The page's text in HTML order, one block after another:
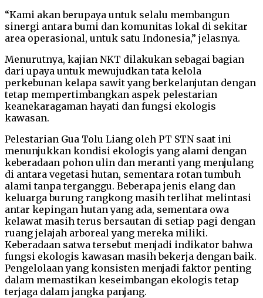
“Kami akan berupaya untuk selalu membangun
sinergi antara bumi dan komunitas lokal di sekitar
area operasional, untuk satu Indonesia,” jelasnya.
Menurutnya, kajian NKT dilakukan sebagai bagian
dari upaya untuk mewujudkan tata kelola
perkebunan kelapa sawit yang berkelanjutan dengan
tetap mempertimbangkan aspek pelestarian
keanekaragaman hayati dan fungsi ekologis
kawasan.
Pelestarian Gua Tolu Liang oleh PT STN saat ini
menunjukkan kondisi ekologis yang alami dengan
keberadaan pohon ulin dan meranti yang menjulang
di antara vegetasi hutan, sementara rotan tumbuh
alami tanpa terganggu. Beberapa jenis elang dan
keluarga burung rangkong masih terlihat melintasi
antar kepingan hutan yang ada, sementara owa
kelawat masih terus bersautan di setiap pagi dengan
ruang jelajah arboreal yang mereka miliki.
Keberadaan satwa tersebut menjadi indikator bahwa
fungsi ekologis kawasan masih bekerja dengan baik.
Pengelolaan yang konsisten menjadi faktor penting
dalam memastikan keseimbangan ekologis tetap
terjaga dalam jangka panjang.